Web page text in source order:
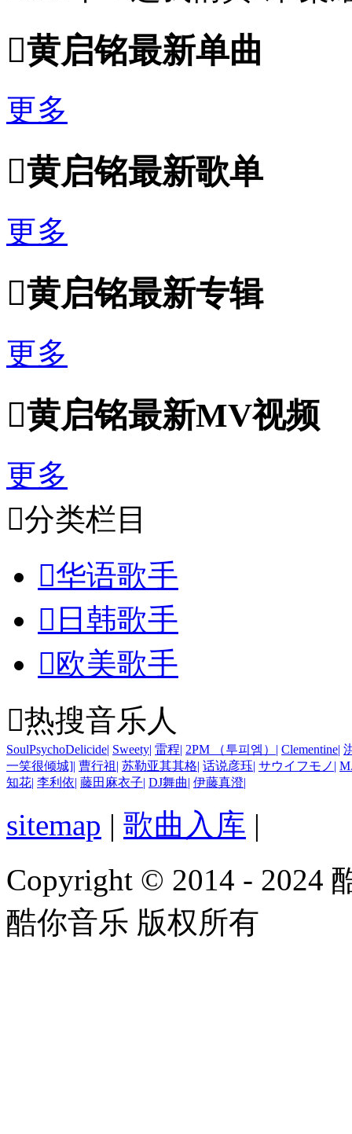
黄启铭最新单曲
更多
黄启铭最新歌单
更多
黄启铭最新专辑
更多
黄启铭最新MV视频
更多
分类栏目
华语歌手
 日韩歌手
欧美歌手
热搜音乐人
SoulPsychoDelicide| Sweety| 雷程| 2PM （투피엠） | Clementine|
一笑很倾城]| 曹行祖 | 苏勒亚其其格| 话说彦珏| サウイフモノ |
知花| 李利依| 藤田麻衣子| DJ舞曲| 伊藤真澄|
sitemap | 歌曲入库 |
Copyright © 2014 - 2024
酷你音乐 版权所有